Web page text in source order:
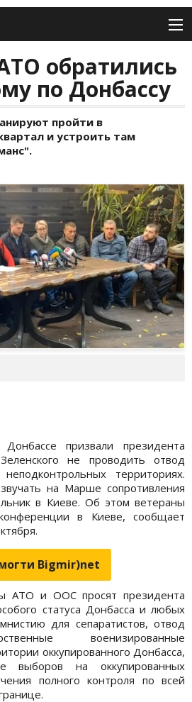
обратились
по Донбассу
пройти в
и устроить там
призвали президента
не проводить отвод
территориях.
на Марше сопротивления
в Киеве. Об этом ветераны
в Киеве, сообщает
Bigmir)net
АТО и ООС просят президента
статуса Донбасса и любых
для сепаратистов, отвод
военизированные
оккупированного Донбасса,
выборов на оккупированных
полного контроля по всей